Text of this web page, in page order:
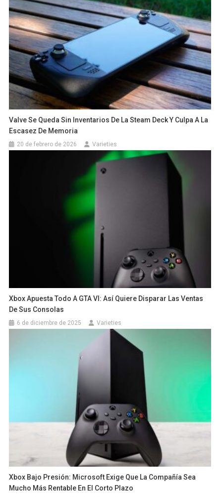
Valve Se Queda Sin Inventarios De La Steam Deck Y Culpa A La
Escasez De Memoria
20 de febrero de 2026 Varieties
Xbox Apuesta Todo A GTA VI: Así Quiere Disparar Las Ventas
De Sus Consolas
6 de diciembre de 2025 Varieties
Xbox Bajo Presión: Microsoft Exige Que La Compañía Sea
Mucho Más Rentable En El Corto Plazo